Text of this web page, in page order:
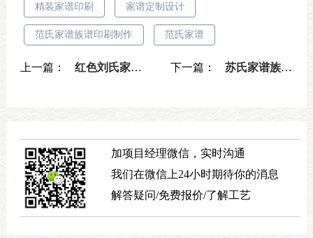
精装家谱印刷 家谱定制设计
范氏家谱族谱印刷制作 范氏家谱
上一篇： 红色刘氏家谱族谱定制设计-高端精装工艺打造收藏级刘氏家谱 下一篇： 苏氏家谱族谱印刷装订-高品质精装工艺传承百年家族文化
加项目经理微信，实时沟通
我们在微信上24小时期待你的消息
解答疑问/免费报价/了解工艺